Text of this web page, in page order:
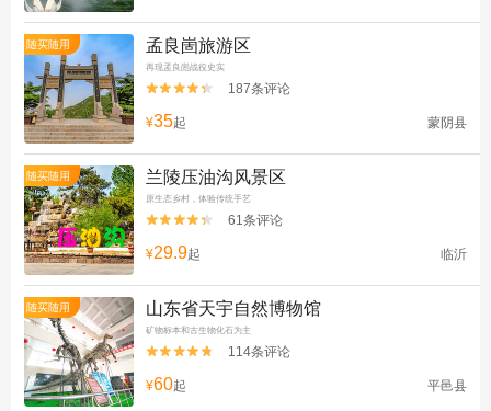
随买随用 孟良崮旅游区
再现孟良崮战役史实

 187条评论
¥35起 蒙阴县
随买随用 兰陵压油沟风景区
原生态乡村，体验传统手艺

 61条评论
¥29.9起 临沂
随买随用 山东省天宇自然博物馆
矿物标本和古生物化石为主

 114条评论
¥60起 平邑县